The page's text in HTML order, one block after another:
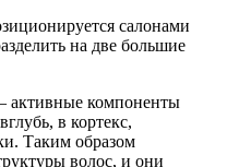
салонами
на две большие
активные компоненты
в кортекс,
Таким образом
волос, и они